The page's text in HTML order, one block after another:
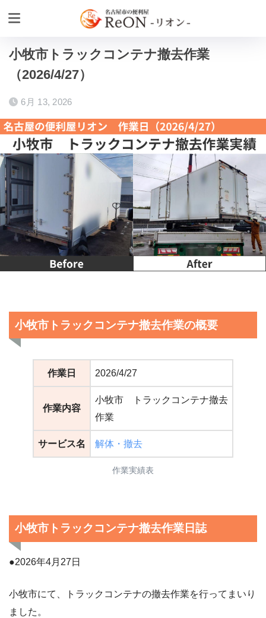
作業実績
小牧市トラックコンテナ撤去作業
（2026/4/27）
6月 13, 2026
小牧市トラックコンテナ撤去作業の概要
作業日 2026/4/27
作業内容
小牧市 トラックコンテナ撤去
作業
サービス名 解体・撤去
作業実績表
小牧市トラックコンテナ撤去作業日誌
●2026年4月27日
小牧市にて、トラックコンテナの撤去作業を行ってまいり
ました。